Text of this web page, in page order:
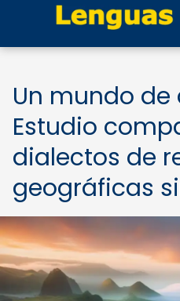
Un mundo
Estudio
dialectos de
geográficas